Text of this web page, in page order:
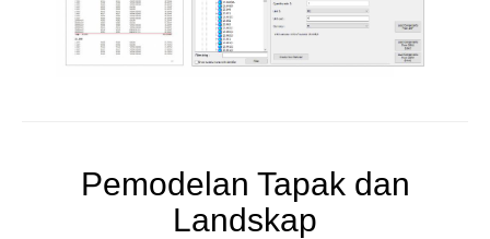
Pemodelan Tapak dan
Landskap